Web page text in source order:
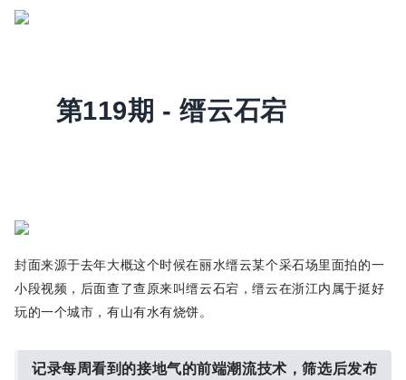
第119期 - 缙云石宕
封面来源于去年大概这个时候在丽水缙云某个采石场里面拍的一
小段视频，后面查了查原来叫缙云石宕，缙云在浙江内属于挺好
玩的一个城市，有山有水有烧饼。
记录每周看到的接地气的前端潮流技术，筛选后发布